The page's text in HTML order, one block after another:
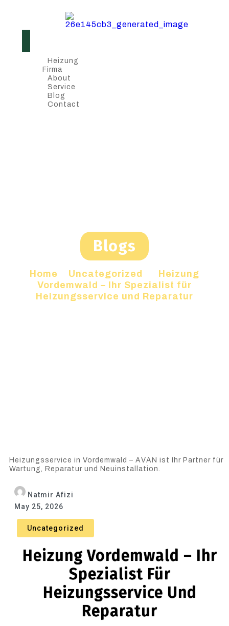
Heizung
Firma
About
Service
Blog
Contact
Blogs
Home Uncategorized
Heizung
Vordemwald – Ihr Spezialist für
Heizungsservice und Reparatur
Heizungsservice in Vordemwald – AVAN ist Ihr Partner für
Wartung, Reparatur und Neuinstallation.
Natmir Afizi
May 25, 2026
Uncategorized
Heizung Vordemwald – Ihr
Spezialist Für
Heizungsservice Und
Reparatur